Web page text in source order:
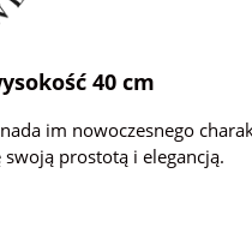
40 cm
im nowoczesnego
prostotą i elegancją.